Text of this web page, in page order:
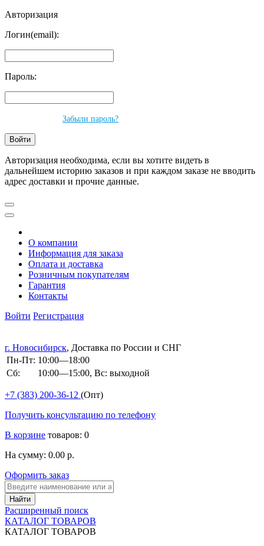
Авторизация
Логин(email):
Пароль:
Забыли пароль?
Авторизация необходима, если вы хотите видеть в
дальнейшем историю заказов и при каждом заказе не вводить
адрес доставки и прочие данные.
О компании
Информация для заказа
Оплата и доставка
Розничным покупателям
Гарантия
Контакты
Войти Регистрация
г. Новосибирск, Доставка по России и СНГ
Пн-Пт: 10:00—18:00
Сб:
10:00—15:00, Вс: выходной
+7 (383) 200-36-12 (Опт)
Получить консультацию по телефону
В корзине товаров: 0
На сумму: 0.00 р.
Оформить заказ
Расширенный поиск
КАТАЛОГ ТОВАРОВ
КАТАЛОГ ТОВАРОВ